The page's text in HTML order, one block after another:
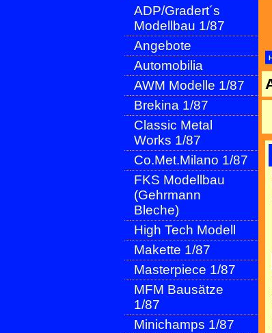
ADP/Gradert´s
Modellbau 1/87
Angebote
Automobilia
AWM Modelle 1/87
Brekina 1/87
Classic Metal
Works 1/87
Co.Met.Milano 1/87
FKS Modellbau
(Gehrmann
Bleche)
High Tech Modell
Makette 1/87
Masterpiece 1/87
MFM Bausätze
1/87
Minichamps 1/87